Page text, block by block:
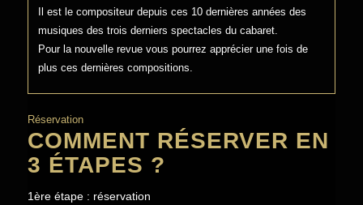
Il est le compositeur depuis ces 10 dernières années des
musiques des trois derniers spectacles du cabaret.
Pour la nouvelle revue vous pourrez apprécier une fois de
plus ces dernières compositions.
Réservation
COMMENT RÉSERVER EN
3 ÉTAPES ?
1ère étape : réservation